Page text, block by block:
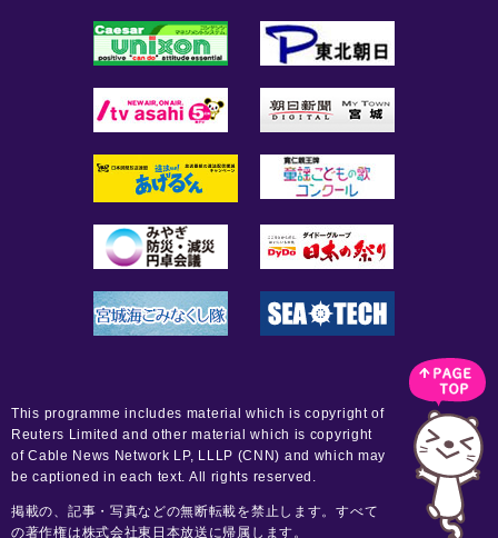
This programme includes material which is copyright of
Reuters Limited and other material which is copyright
of Cable News Network LP, LLLP (CNN) and which may
be captioned in each text. All rights reserved.
掲載の、記事・写真などの無断転載を禁止します。すべて
の著作権は株式会社東日本放送に帰属します。